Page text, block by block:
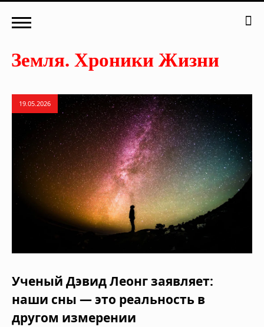
19.05.2026
Ученый Дэвид Леонг заявляет:
наши сны — это реальность в
другом измерении